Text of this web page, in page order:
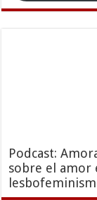
Podcast:
sobre el amor